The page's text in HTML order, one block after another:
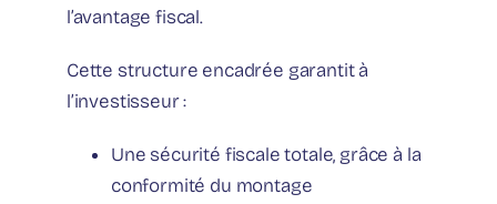
l’avantage fiscal.
Cette structure encadrée garantit à
l’investisseur :
Une sécurité fiscale totale, grâce à la
conformité du montage